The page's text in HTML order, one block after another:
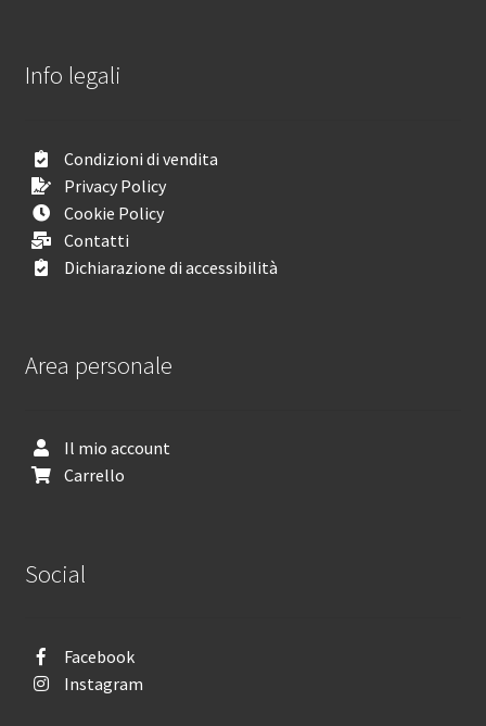
Info legali
Condizioni di vendita
Privacy Policy
Cookie Policy
Contatti
Dichiarazione di accessibilità
Area personale
Il mio account
Carrello
Social
Facebook
Instagram